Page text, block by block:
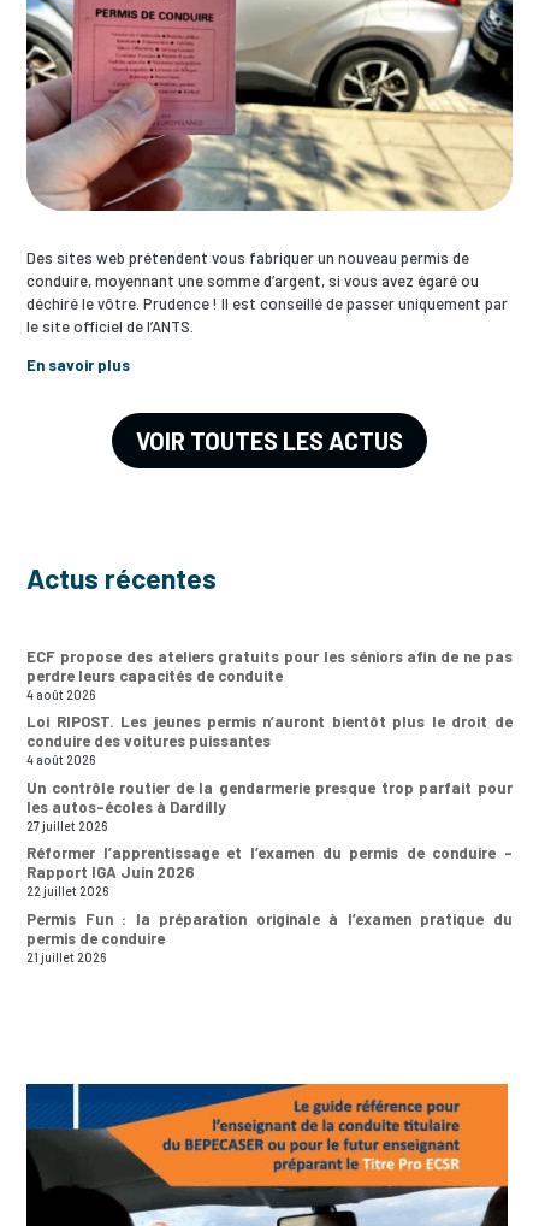
Des sites web prétendent vous fabriquer un nouveau permis de
conduire, moyennant une somme d’argent, si vous avez égaré ou
déchiré le vôtre. Prudence ! Il est conseillé de passer uniquement par
le site officiel de l’ANTS.
En savoir plus
VOIR TOUTES LES ACTUS
Actus récentes
ECF propose des ateliers gratuits pour les séniors afin de ne pas
perdre leurs capacités de conduite
4 août 2026
Loi RIPOST. Les jeunes permis n’auront bientôt plus le droit de
conduire des voitures puissantes
4 août 2026
Un contrôle routier de la gendarmerie presque trop parfait pour
les autos-écoles à Dardilly
27 juillet 2026
Réformer l’apprentissage et l’examen du permis de conduire –
Rapport IGA Juin 2026
22 juillet 2026
Permis Fun : la préparation originale à l’examen pratique du
permis de conduire
21 juillet 2026